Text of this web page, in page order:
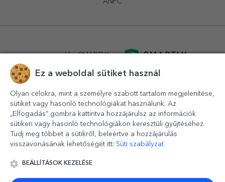
ANPC
powered bySMARTLY.ro
© 2016-2026 StarGift
Ez a weboldal sütiket használ
Olyan célokra, mint a személyre szabott tartalom megjelenítése,
sütiket vagy hasonló technológiákat használunk. Az
„Elfogadás” gombra kattintva hozzájárulsz az információk
sütiken vagy hasonló technológiákon keresztüli gyűjtéséhez.
Tudj meg többet a sütikről, beleértve a hozzájárulás
visszavonásának lehetőségét itt: Süti szabályzat
BEÁLLÍTÁSOK KEZELÉSE